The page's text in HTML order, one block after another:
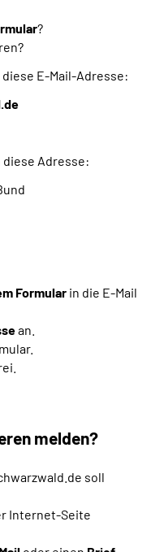
?
diese E-Mail-Adresse:
diese Adresse:
Formular in die E-Mail
an.
melden?
soll
Internet-Seite